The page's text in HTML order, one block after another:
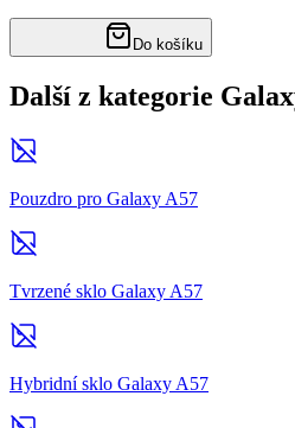
Do košíku
Další z kategorie
Pouzdro pro Galaxy A57
Tvrzené sklo Galaxy A57
Hybridní sklo Galaxy A57